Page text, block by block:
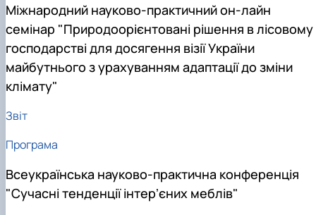
Міжнародний науково-практичний он-лайн
семінар "Природоорієнтовані рішення в лісовому
господарстві для досягення візії України
майбутнього з урахуванням адаптації до зміни
клімату"
Звіт
Програма
Всеукраїнська науково-практична конференція
"Сучасні тенденції інтерʼєних меблів"